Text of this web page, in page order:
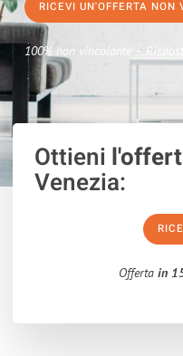
RICEVI UN'OFFERTA NON
100% non vincolante –
Ottieni
Venezia:
Offerta in